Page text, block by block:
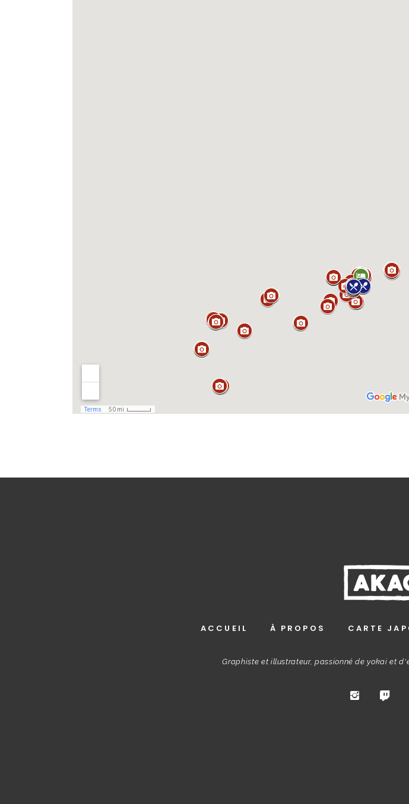
ACCUEIL À PROPOS CARTE
Graphiste et illustrateur, passionné de yokai et